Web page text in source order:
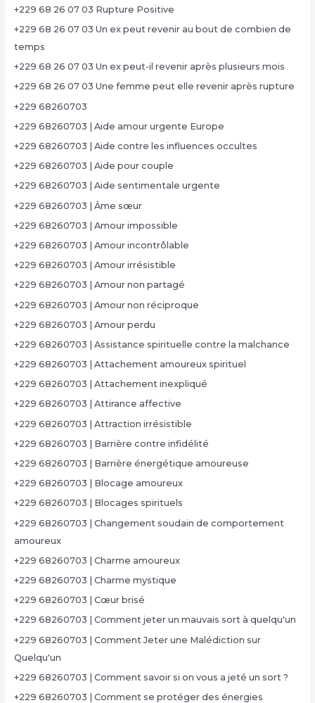
+229 68 26 07 03 Rupture Positive
+229 68 26 07 03 Un ex peut revenir au bout de combien de
temps
+229 68 26 07 03 Un ex peut-il revenir après plusieurs mois
+229 68 26 07 03 Une femme peut elle revenir après rupture
+229 68260703
+229 68260703 | Aide amour urgente Europe
+229 68260703 | Aide contre les influences occultes
+229 68260703 | Aide pour couple
+229 68260703 | Aide sentimentale urgente
+229 68260703 | Âme sœur
+229 68260703 | Amour impossible
+229 68260703 | Amour incontrôlable
+229 68260703 | Amour irrésistible
+229 68260703 | Amour non partagé
+229 68260703 | Amour non réciproque
+229 68260703 | Amour perdu
+229 68260703 | Assistance spirituelle contre la malchance
+229 68260703 | Attachement amoureux spirituel
+229 68260703 | Attachement inexpliqué
+229 68260703 | Attirance affective
+229 68260703 | Attraction irrésistible
+229 68260703 | Barrière contre infidélité
+229 68260703 | Barrière énergétique amoureuse
+229 68260703 | Blocage amoureux
+229 68260703 | Blocages spirituels
+229 68260703 | Changement soudain de comportement
amoureux
+229 68260703 | Charme amoureux
+229 68260703 | Charme mystique
+229 68260703 | Cœur brisé
+229 68260703 | Comment jeter un mauvais sort à quelqu'un
+229 68260703 | Comment Jeter une Malédiction sur
Quelqu'un
+229 68260703 | Comment savoir si on vous a jeté un sort ?
+229 68260703 | Comment se protéger des énergies